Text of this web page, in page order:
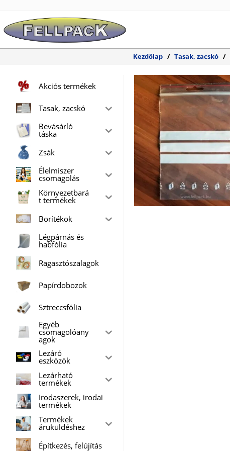
content
Kezdőlap / Tasak, zacskó /
Akciós termékek
Tasak, zacskó
Bevásárló
táska
Zsák
Élelmiszer
csomagolás
Környezetbará
t termékek
Borítékok
Légpárnás és
habfólia
Ragasztószalagok
Papírdobozok
Sztreccsfólia
Egyéb
csomagolóany
agok
Lezáró
eszközök
Lezárható
termékek
Irodaszerek, irodai
termékek
Termékek
áruküldéshez
Építkezés, felújítás